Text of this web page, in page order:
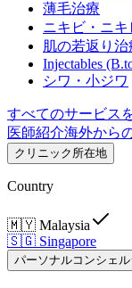
薄毛治療
ニキビ・ニキ
肌の若返り治
Injectables
シワ・小ジワ
すべてのサービス
医師紹介海外から
クリニック所在地
Country
🇲🇾 Malaysia
🇸🇬 Singapore
パーソナルコンシェ